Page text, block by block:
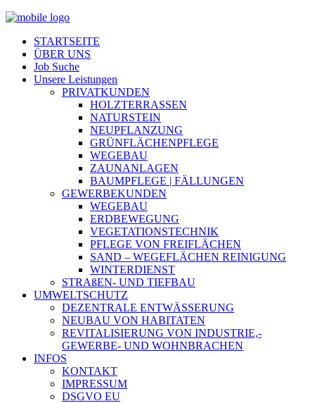
STARTSEITE
ÜBER UNS
Job Suche
Unsere Leistungen
PRIVATKUNDEN
HOLZTERRASSEN
NATURSTEIN
NEUPFLANZUNG
GRÜNFLÄCHENPFLEGE
WEGEBAU
ZAUNANLAGEN
BAUMPFLEGE | FÄLLUNGEN
GEWERBEKUNDEN
WEGEBAU
ERDBEWEGUNG
VEGETATIONSTECHNIK
PFLEGE VON FREIFLÄCHEN
SAND – WEGEFLÄCHEN REINIGUNG
WINTERDIENST
STRAßEN- UND TIEFBAU
UMWELTSCHUTZ
DEZENTRALE ENTWÄSSERUNG
NEUBAU VON HABITATEN
REVITALISIERUNG VON INDUSTRIE,-
GEWERBE- UND WOHNBRACHEN
INFOS
KONTAKT
IMPRESSUM
DSGVO EU